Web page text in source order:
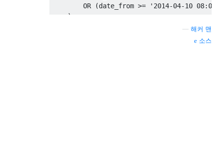
OR
(date_from >=
'2014-04-10
)
해커 맨
소스